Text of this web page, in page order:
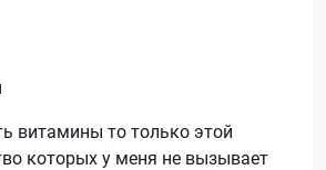
витамины то только этой
которых у меня не вызывает